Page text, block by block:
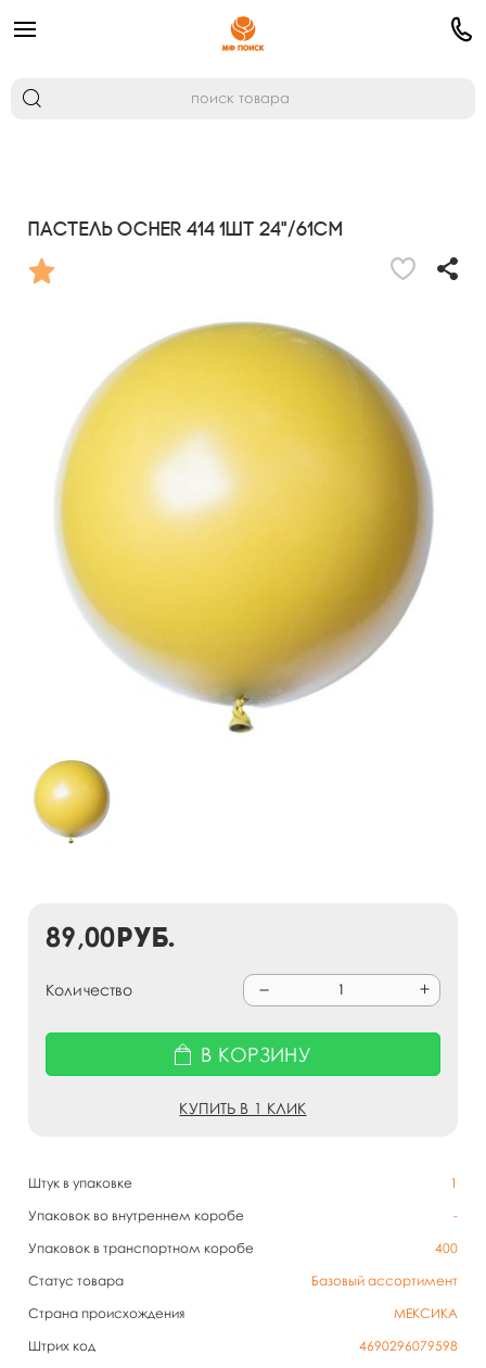
Пастель OCHER 414 1шт 24"/61см
Штук в упаковке
1
Упаковок во внутреннем коробе
-
Упаковок в транспортном коробе
400
Статус товара
Базовый ассортимент
Страна происхождения
МЕКСИКА
Штрих код
4690296079598
89,00руб.
Количество
В КОРЗИНУ
КУПИТЬ В 1 КЛИК